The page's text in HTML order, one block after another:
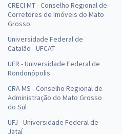
CRECI MT - Conselho Regional de
Corretores de Imóveis do Mato
Grosso
Universidade Federal de
Catalão - UFCAT
UFR - Universidade Federal de
Rondonópolis
CRA MS - Conselho Regional de
Administração do Mato Grosso
do Sul
UFJ - Universidade Federal de
Jataí